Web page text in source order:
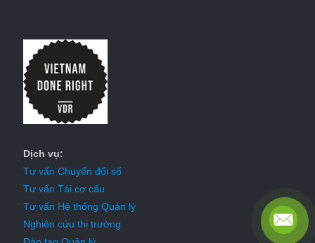
Dịch vụ:
Tư vấn Chuyển đổi số
Tư vấn Tái cơ cấu
Tư vấn Hệ thống Quản lý
Nghiên cứu thị trường